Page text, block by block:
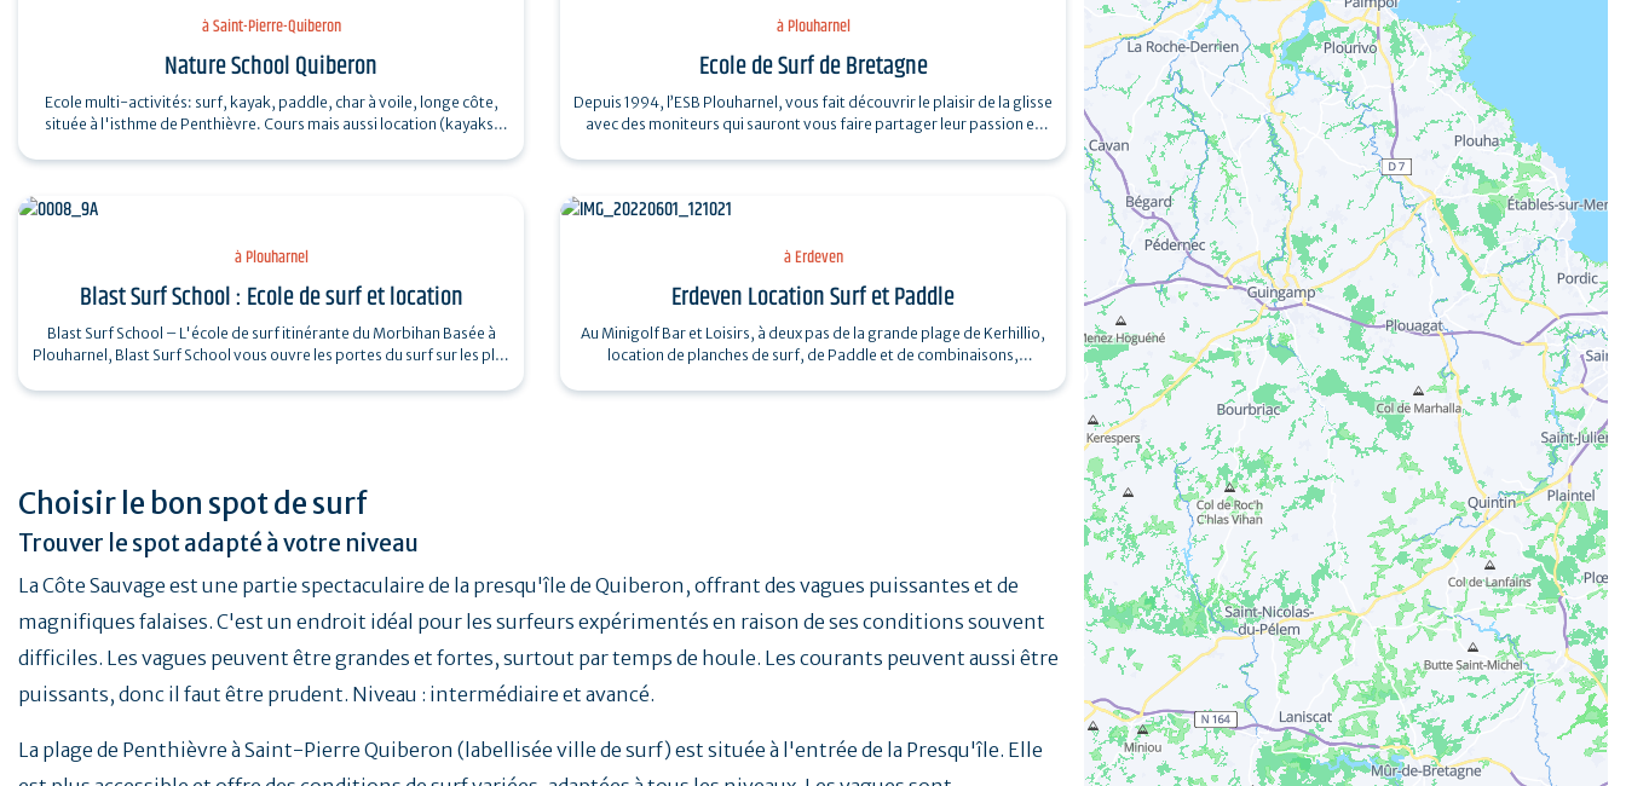
à Saint-Pierre-Quiberon
Nature School Quiberon
Ecole multi-activités: surf, kayak, paddle, char à voile, longe côte,
située à l'isthme de Penthièvre. Cours mais aussi location (kayaks,
à Plouharnel
Ecole de Surf de Bretagne
Depuis 1994, l’ESB Plouharnel, vous fait découvrir le plaisir de la glisse
avec des moniteurs qui sauront vous faire partager leur passion et
à Plouharnel
Blast Surf School : Ecole de surf et location
Blast Surf School – L'école de surf itinérante du Morbihan Basée à
Plouharnel, Blast Surf School vous ouvre les portes du surf sur les plus
à Erdeven
Erdeven Location Surf et Paddle
Au Minigolf Bar et Loisirs, à deux pas de la grande plage de Kerhillio,
location de planches de surf, de Paddle et de combinaisons,
Choisir le bon spot de surf
Trouver le spot adapté à votre niveau
La Côte Sauvage est une partie spectaculaire de la presqu'île de Quiberon, offrant des vagues puissantes et de
magnifiques falaises. C'est un endroit idéal pour les surfeurs expérimentés en raison de ses conditions souvent
difficiles. Les vagues peuvent être grandes et fortes, surtout par temps de houle. Les courants peuvent aussi être
puissants, donc il faut être prudent. Niveau : intermédiaire et avancé.
La plage de Penthièvre à Saint-Pierre Quiberon (labellisée ville de surf) est située à l'entrée de la Presqu'île. Elle